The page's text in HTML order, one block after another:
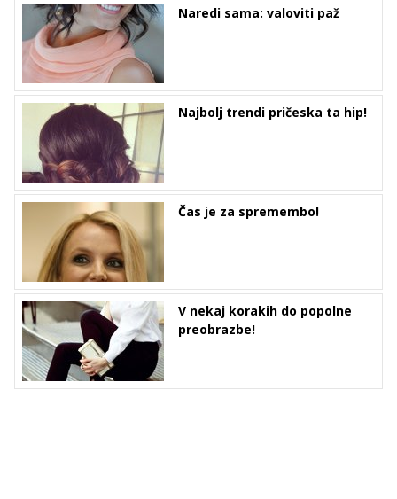
Naredi sama: valoviti paž
Najbolj trendi pričeska ta hip!
Čas je za spremembo!
V nekaj korakih do popolne
preobrazbe!